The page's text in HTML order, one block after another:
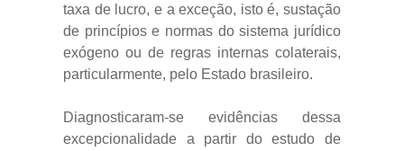
taxa de lucro, e a exceção, isto é, sustação
de princípios e normas do sistema jurídico
exógeno ou de regras internas colaterais,
particularmente, pelo Estado brasileiro.
Diagnosticaram-se evidências dessa
excepcionalidade a partir do estudo de